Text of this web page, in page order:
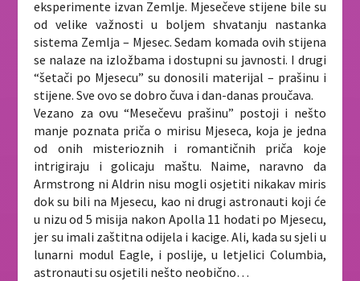
eksperimente izvan Zemlje. Mjesečeve stijene bile su
od velike važnosti u boljem shvatanju nastanka
sistema Zemlja – Mjesec. Sedam komada ovih stijena
se nalaze na izložbama i dostupni su javnosti. I drugi
“šetači po Mjesecu” su donosili materijal – prašinu i
stijene. Sve ovo se dobro čuva i dan-danas proučava.
Vezano za ovu “Mesečevu prašinu” postoji i nešto
manje poznata priča o mirisu Mjeseca, koja je jedna
od onih misterioznih i romantičnih priča koje
intrigiraju i golicaju maštu. Naime, naravno da
Armstrong ni Aldrin nisu mogli osjetiti nikakav miris
dok su bili na Mjesecu, kao ni drugi astronauti koji će
u nizu od 5 misija nakon Apolla 11 hodati po Mjesecu,
jer su imali zaštitna odijela i kacige. Ali, kada su sjeli u
lunarni modul Eagle, i poslije, u letjelici Columbia,
astronauti su osjetili nešto neobično…